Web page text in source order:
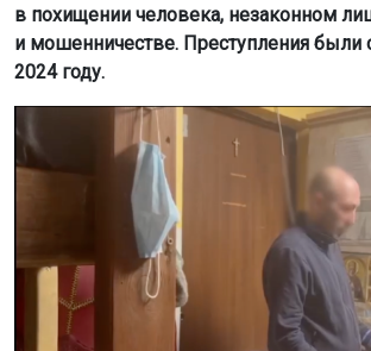
в похищении человека, незаконном
и мошенничестве. Преступления
2024 году.